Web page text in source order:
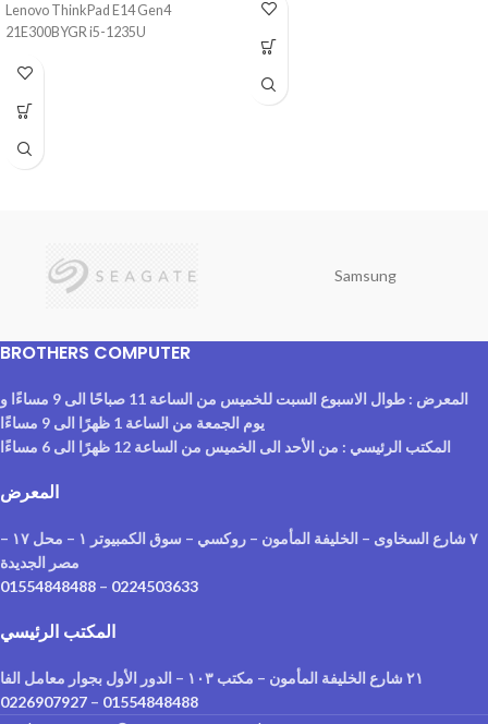
Lenovo ThinkPad E14 Gen4
21E300BYGR i5-1235U
Samsung
BROTHERS COMPUTER
المعرض : طوال الاسبوع السبت للخميس من الساعة 11 صباحًا الى 9 مساءًا و
يوم الجمعة من الساعة 1 ظهرًا الى 9 مساءًا
المكتب الرئيسي : من الأحد الى الخميس من الساعة 12 ظهرًا الى 6 مساءًا
المعرض
٧ شارع السخاوى – الخليفة المأمون – روكسي – سوق الكمبيوتر ١ – محل ١٧ –
مصر الجديدة
01554848488 – 0224503633
المكتب الرئيسي
٢١ شارع الخليفة المأمون – مكتب ١٠٣ – الدور الأول بجوار معامل الفا
0226907927 – 01554848488